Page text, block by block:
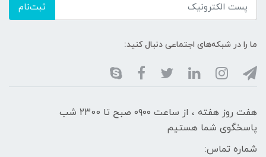
ثبت‌نام
ما را در شبکه‌های اجتماعی دنبال کنید:
هفت روز هفته ، از ساعت ۰۹۰۰ صبح تا ۲۳00 شب
پاسخگوی شما هستیم
شماره تماس: